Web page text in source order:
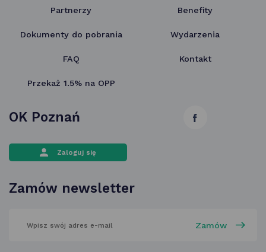
Partnerzy Benefity
Dokumenty do pobrania Wydarzenia
FAQ Kontakt
Przekaż 1.5% na OPP
link
OK Poznań
Zaloguj się
Zamów newsletter